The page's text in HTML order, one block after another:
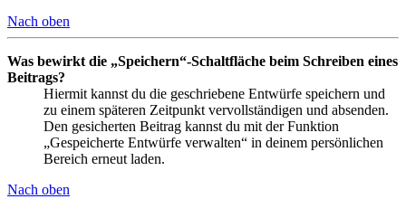
Nach oben
Was bewirkt die „Speichern“-Schaltfläche beim Schreiben eines
Beitrags?
Hiermit kannst du die geschriebene Entwürfe speichern und
zu einem späteren Zeitpunkt vervollständigen und absenden.
Den gesicherten Beitrag kannst du mit der Funktion
„Gespeicherte Entwürfe verwalten“ in deinem persönlichen
Bereich erneut laden.
Nach oben